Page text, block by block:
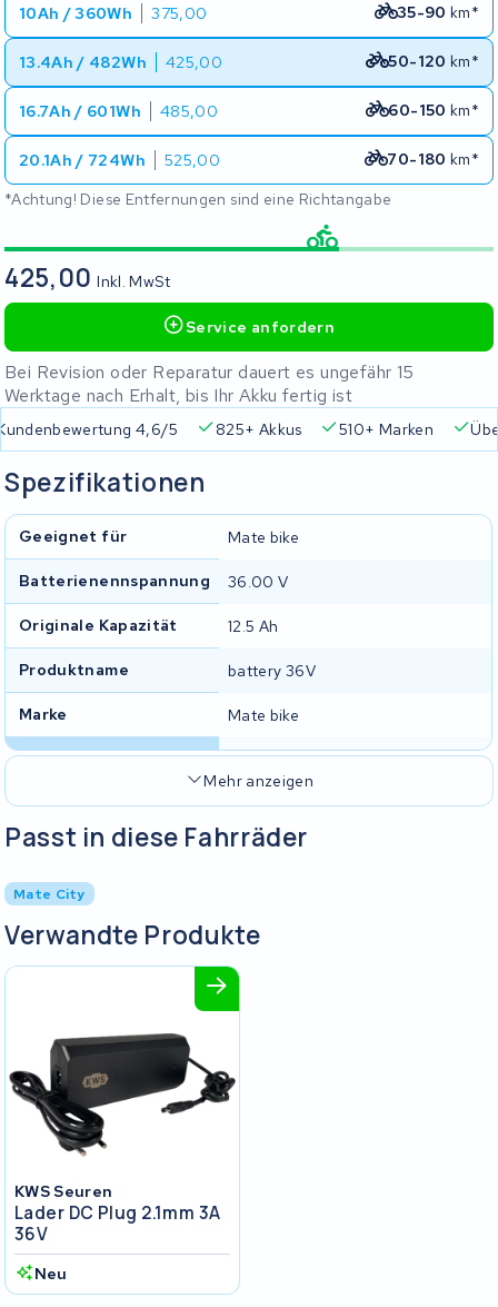
10Ah / 360Wh 375,00 35-90 km*
13.4Ah / 482Wh 425,00 50-120 km*
16.7Ah / 601Wh 485,00 60-150 km*
20.1Ah / 724Wh 525,00 70-180 km*
*Achtung! Diese Entfernungen sind eine Richtangabe
425,00Inkl. MwSt
Service anfordern
Bei Revision oder Reparatur dauert es ungefähr 15
Werktage nach Erhalt, bis Ihr Akku fertig ist
4,6/5 825+ Akkus 510+ Marken
Spezifikationen
Geeignet für Mate bike
Batterienennspannung 36.00 V
Originale Kapazität 12.5 Ah
Produktname battery 36V
Marke Mate bike
Mehr anzeigen
Passt in diese Fahrräder
Mate City
Verwandte Produkte
KWS Seuren
Lader DC Plug 2.1mm 3A
36V
Neu